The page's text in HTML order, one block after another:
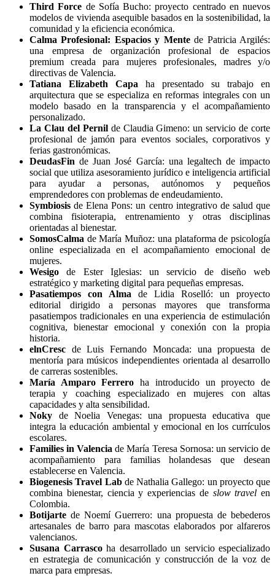
Third Force de Sofía Bucho: proyecto centrado en nuevos
modelos de vivienda asequible basados en la sostenibilidad, la
comunidad y la eficiencia económica.
Calma Profesional: Espacios y Mentede Patricia Argilés:
una empresa de organización profesional de espacios
premium creada para mujeres profesionales, madres y/o
directivas de Valencia.
Tatiana Elizabeth Capa ha presentado su trabajo en
arquitectura que se especializa en reformas integrales con un
modelo basado en la transparencia y el acompañamiento
personalizado.
La Clau del Pernilde Claudia Gimeno: un servicio de corte
profesional de jamón para eventos sociales, corporativos y
ferias gastronómicas.
DeudasFin de Juan José García: una legaltech de impacto
social que utiliza asesoramiento jurídico e inteligencia artificial
para ayudar a personas, autónomos y pequeños
emprendedores con problemas de endeudamiento.
Symbiosis de Elena Pons: un centro integrativo de salud que
combina fisioterapia, entrenamiento y otras disciplinas
orientadas al bienestar.
SomosCalma de María Muñoz: una plataforma de psicología
online especializada en el acompañamiento emocional de
mujeres.
Wesigo de Ester Iglesias: un servicio de diseño web
estratégico y marketing digital para pequeñas empresas.
Pasatiempos con Alma de Lidia Roselló: un proyecto
editorial dirigido a personas mayores que transforma
pasatiempos tradicionales en una experiencia de estimulación
cognitiva, bienestar emocional y conexión con la propia
historia.
elnCresc de Luis Fernando Moncada: una propuesta de
mentoría para músicos independientes orientada al desarrollo
de carreras sostenibles.
María Amparo Ferrero ha introducido un proyecto de
terapia y coaching especializado en mujeres con altas
capacidades y alta sensibilidad.
Noky de Noelia Venegas: una propuesta educativa que
integra la educación ambiental y emocional en los currículos
escolares.
Families in Valencia de María Teresa Sornosa: un servicio de
acompañamiento para familias holandesas que desean
establecerse en Valencia.
Biogenesis Travel Labde Nathalia Gallego: un proyecto que
combina bienestar, ciencia y experiencias de slow travel en
Colombia.
Botijarte de Noemí Guerrero: una propuesta de bebederos
artesanales de barro para mascotas elaborados por alfareros
valencianos.
Susana Carrascoha desarrollado un servicio especializado
en estrategia de comunicación y construcción de la voz de
marca para empresas.